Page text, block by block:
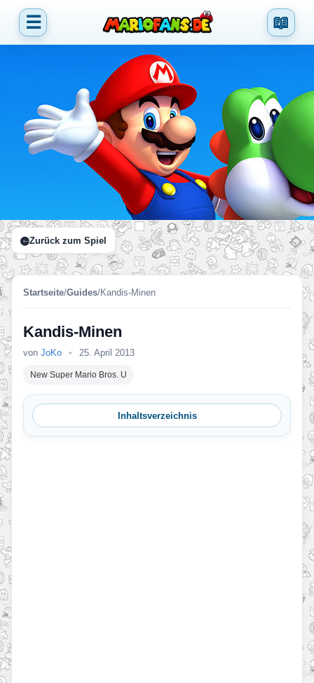
☰ 📖
Zurück zum Spiel
Startseite/Guides/Kandis-Minen
Kandis-Minen
von JoKo • 25. April 2013
New Super Mario Bros. U
Inhaltsverzeichnis